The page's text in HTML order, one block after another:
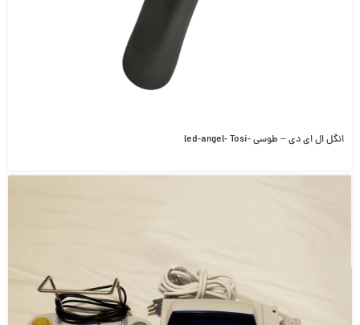
انگل ال ای دی – طوسی -led-angel- Tosi